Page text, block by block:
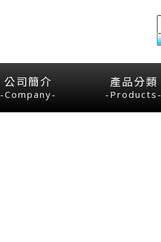
公司簡介
-Company-
產品分類
-Products-